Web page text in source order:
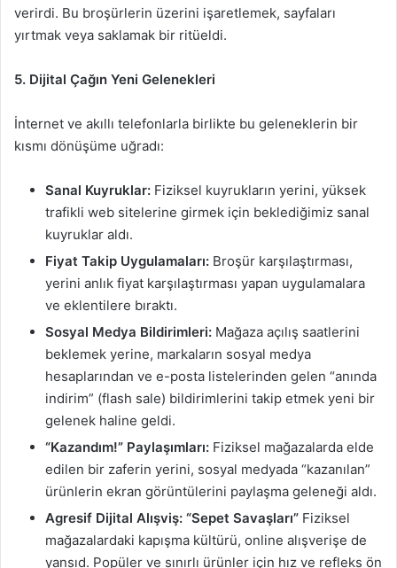
verirdi. Bu broşürlerin üzerini işaretlemek, sayfaları
yırtmak veya saklamak bir ritüeldi.
5. Dijital Çağın Yeni Gelenekleri
İnternet ve akıllı telefonlarla birlikte bu geleneklerin bir
kısmı dönüşüme uğradı:
Sanal Kuyruklar: Fiziksel kuyrukların yerini, yüksek
trafikli web sitelerine girmek için beklediğimiz sanal
kuyruklar aldı.
Fiyat Takip Uygulamaları: Broşür karşılaştırması,
yerini anlık fiyat karşılaştırması yapan uygulamalara
ve eklentilere bıraktı.
Sosyal Medya Bildirimleri: Mağaza açılış saatlerini
beklemek yerine, markaların sosyal medya
hesaplarından ve e-posta listelerinden gelen “anında
indirim” (flash sale) bildirimlerini takip etmek yeni bir
gelenek haline geldi.
“Kazandım!” Paylaşımları: Fiziksel mağazalarda elde
edilen bir zaferin yerini, sosyal medyada “kazanılan”
ürünlerin ekran görüntülerini paylaşma geleneği aldı.
Agresif Dijital Alışviş: “Sepet Savaşları” Fiziksel
mağazalardaki kapışma kültürü, online alışverişe de
yansıd. Popüler ve sınırlı ürünler için hız ve refleks ön